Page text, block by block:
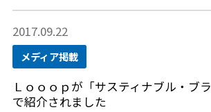
2017.09.22
メディア掲載
Ｌｏｏｏｐが「サスティナブル・ブ
で紹介されました